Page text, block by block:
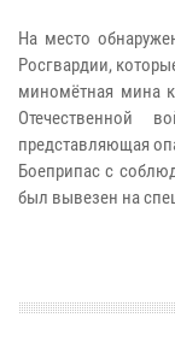
На место
Росгвардии,
миномётная мина
Отечественной
представляющая
Боеприпас с
был вывезен на